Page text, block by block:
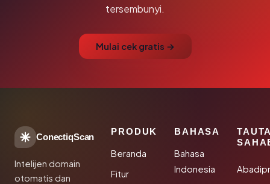
tersembunyi.
Mulai cek gratis →
ConectiqScan
Intelijen domain
otomatis dan
PRODUK
Beranda
Fitur
BAHASA
Bahasa
Indonesia